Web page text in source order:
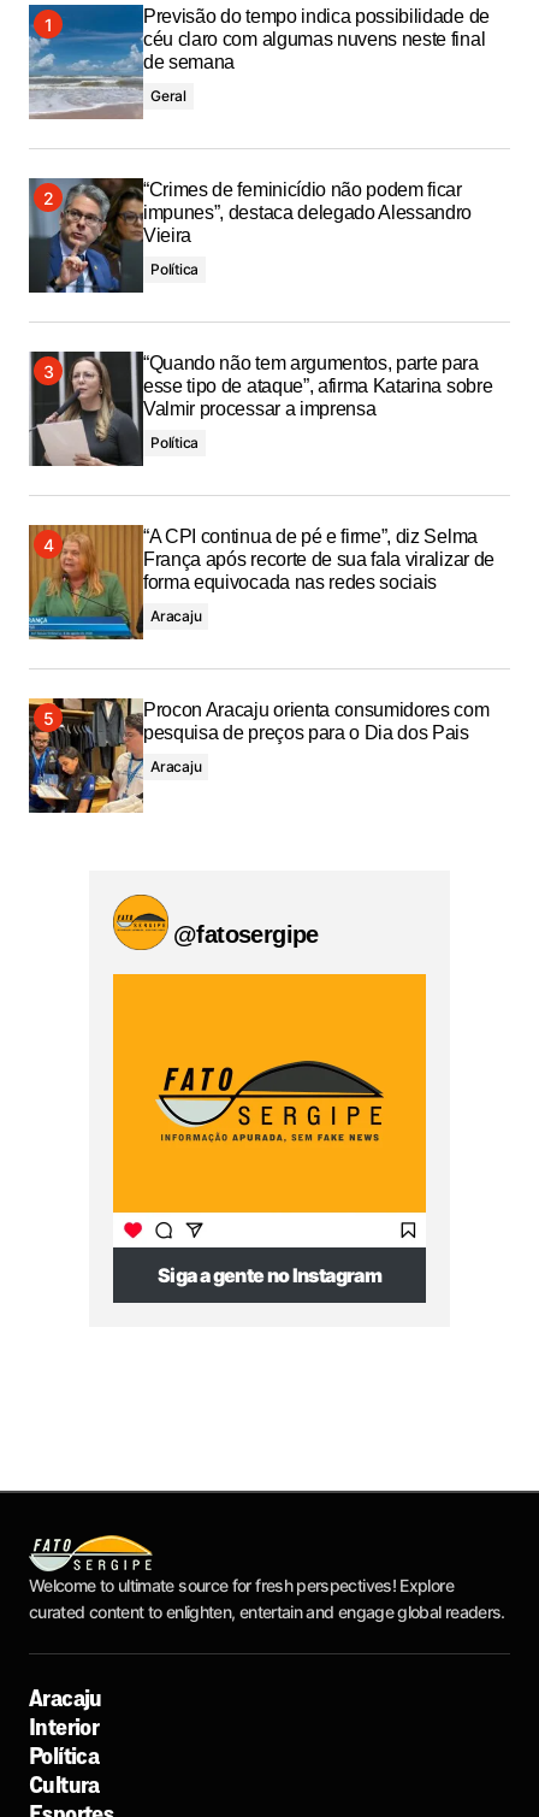
Previsão do tempo indica possibilidade de
céu claro com algumas nuvens neste final
de semana
Geral
“Crimes de feminicídio não podem ficar
impunes”, destaca delegado Alessandro
Vieira
Política
“Quando não tem argumentos, parte para
esse tipo de ataque”, afirma Katarina sobre
Valmir processar a imprensa
Política
“A CPI continua de pé e firme”, diz Selma
França após recorte de sua fala viralizar de
forma equivocada nas redes sociais
Aracaju
Procon Aracaju orienta consumidores com
pesquisa de preços para o Dia dos Pais
Aracaju
@fatosergipe
Siga a gente no Instagram
Welcome to ultimate source for fresh perspectives! Explore
curated content to enlighten, entertain and engage global readers.
Aracaju
Interior
Política
Cultura